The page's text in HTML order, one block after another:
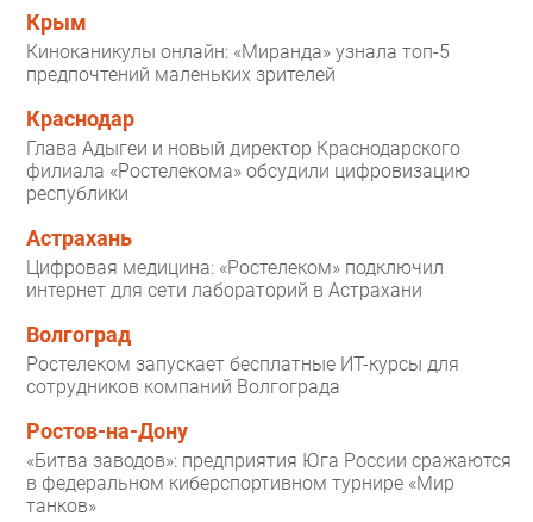
Крым
Киноканикулы онлайн: «Миранда» узнала топ-5
предпочтений маленьких зрителей
Краснодар
Глава Адыгеи и новый директор Краснодарского
филиала «Ростелекома» обсудили цифровизацию
республики
Астрахань
Цифровая медицина: «Ростелеком» подключил
интернет для сети лабораторий в Астрахани
Волгоград
Ростелеком запускает бесплатные ИТ-курсы для
сотрудников компаний Волгограда
Ростов-на-Дону
«Битва заводов»: предприятия Юга России сражаются
в федеральном киберспортивном турнире «Мир
танков»